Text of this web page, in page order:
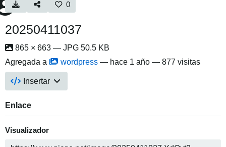
0
20250411037
865 × 663 — JPG 50.5 KB
Agregada a
wordpress — hace 1 año — 877 visitas
Insertar
Enlace
Visualizador